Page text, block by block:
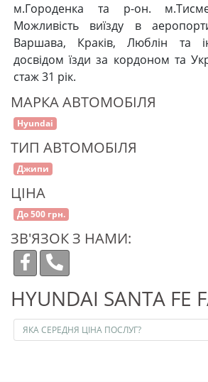
м.Городенка та р-он.
Можливість виїзду в
Варшава, Краків, Люблін та
досвідом їзди за кордоном та
стаж 31 рік.
МАРКА АВТОМОБІЛЯ
Hyundai
ТИП АВТОМОБІЛЯ
Джипи
ЦІНА
До 500 грн.
ЗВ'ЯЗОК З НАМИ:
HYUNDAI SANTA FE
ЯКА СЕРЕДНЯ ЦІНА ПОСЛУГ?